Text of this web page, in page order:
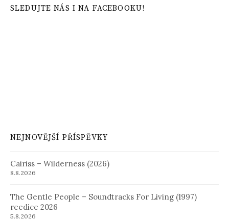
SLEDUJTE NÁS I NA FACEBOOKU!
NEJNOVĚJŠÍ PŘÍSPĚVKY
Cairiss – Wilderness (2026)
8.8.2026
The Gentle People – Soundtracks For Living (1997)
reedice 2026
5.8.2026